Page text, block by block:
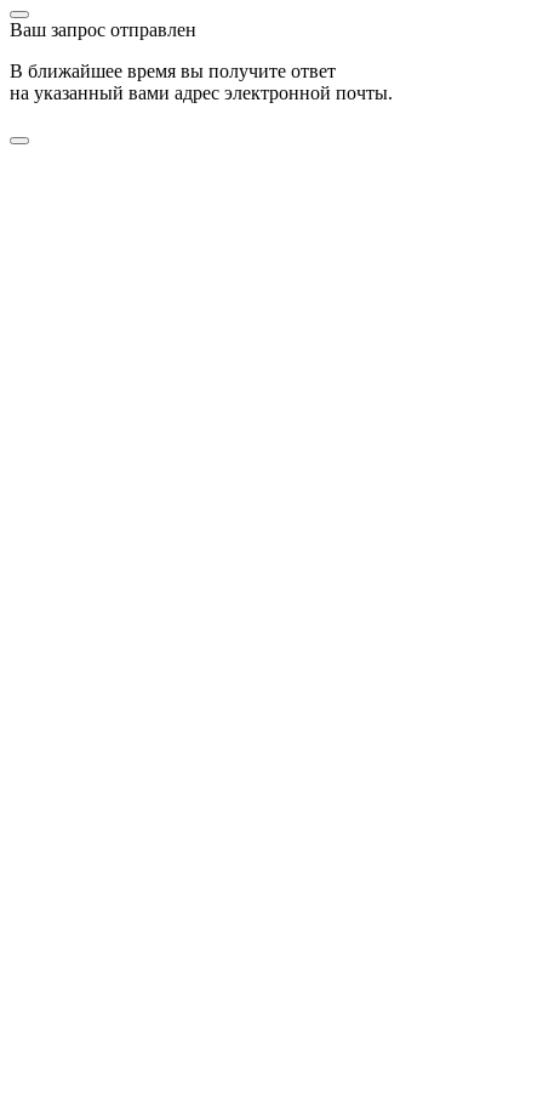
Ваш запрос отправлен
В ближайшее время вы получите ответ
на указанный вами адрес электронной почты.